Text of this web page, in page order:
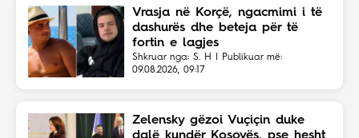
Vrasja në Korçë, ngacmimi i të
dashurës dhe beteja për të
fortin e lagjes
Shkruar nga: S. H | Publikuar më:
09.08.2026, 09:17
Zelensky gëzoi Vuçiçin duke